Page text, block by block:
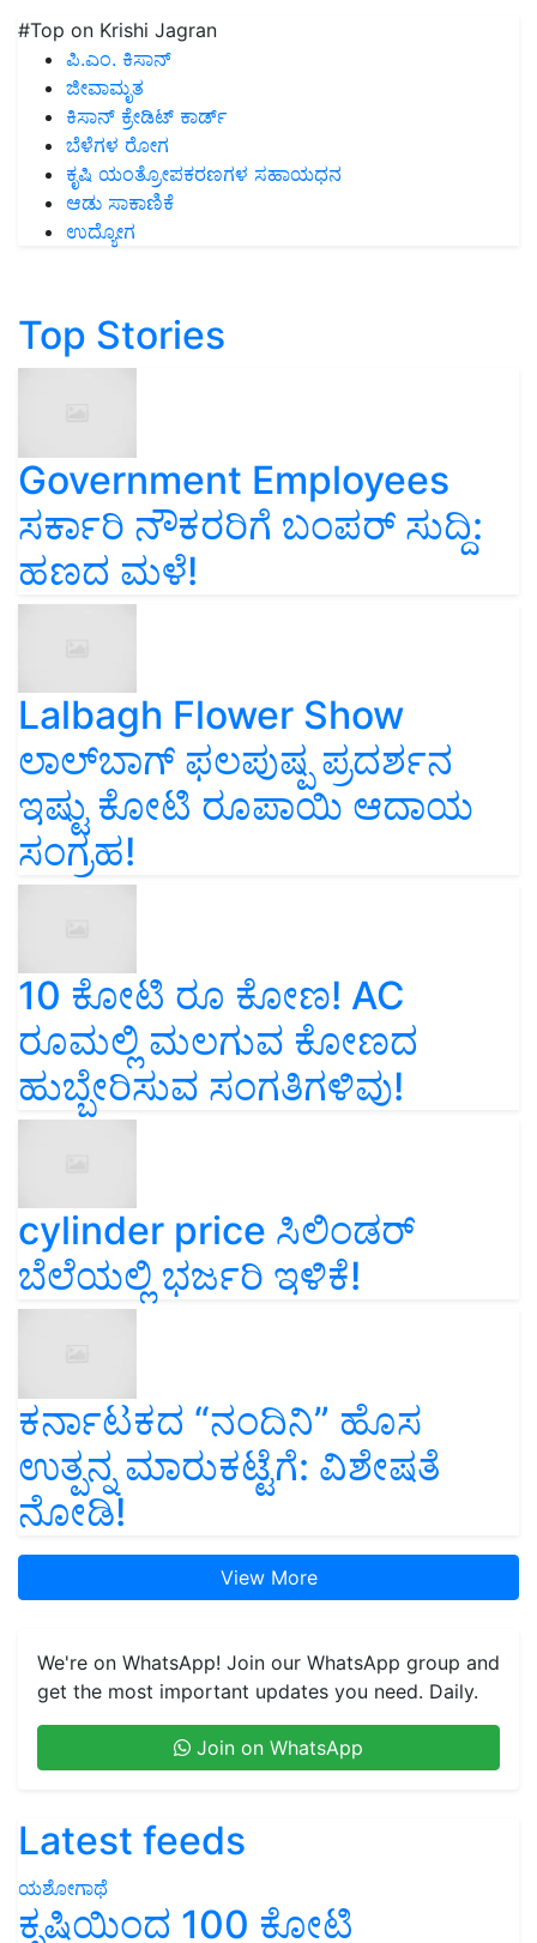
#Top on Krishi Jagran
ಪಿ.ಎಂ. ಕಿಸಾನ್
ಜೀವಾಮೃತ
ಕಿಸಾನ್ ಕ್ರೇಡಿಟ್ ಕಾರ್ಡ್
ಬೆಳೆಗಳ ರೋಗ
ಕೃಷಿ ಯಂತ್ರೋಪಕರಣಗಳ ಸಹಾಯಧನ
ಆಡು ಸಾಕಾಣಿಕೆ
ಉದ್ಯೋಗ
Top Stories
Government Employees
ಸರ್ಕಾರಿ ನೌಕರರಿಗೆ ಬಂಪರ್‌ ಸುದ್ದಿ:
ಹಣದ ಮಳೆ!
Lalbagh Flower Show
ಲಾಲ್‌ಬಾಗ್ ಫಲಪುಷ್ಪ ಪ್ರದರ್ಶನ
ಇಷ್ಟು ಕೋಟಿ ರೂಪಾಯಿ ಆದಾಯ
ಸಂಗ್ರಹ!
10 ಕೋಟಿ ರೂ ಕೋಣ! AC
ರೂಮಲ್ಲಿ ಮಲಗುವ ಕೋಣದ
ಹುಬ್ಬೇರಿಸುವ ಸಂಗತಿಗಳಿವು!
cylinder price ಸಿಲಿಂಡರ್‌
ಬೆಲೆಯಲ್ಲಿ ಭರ್ಜರಿ ಇಳಿಕೆ!
ಕರ್ನಾಟಕದ “ನಂದಿನಿ” ಹೊಸ
ಉತ್ಪನ್ನ ಮಾರುಕಟ್ಟೆಗೆ: ವಿಶೇಷತೆ
ನೋಡಿ!
View More
We're on WhatsApp! Join our WhatsApp group and
get the most important updates you need. Daily.
Join on WhatsApp
Latest feeds
ಯಶೋಗಾಥೆ
ಕೃಷಿಯಿಂದ 100 ಕೋಟಿ